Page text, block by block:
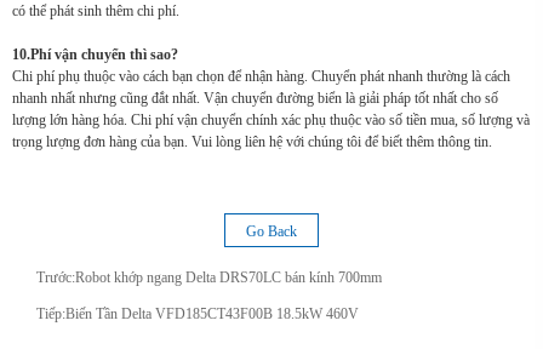
có thể phát sinh thêm chi phí.
10.Phí vận chuyển thì sao?
Chi phí phụ thuộc vào cách bạn chọn để nhận hàng. Chuyển phát nhanh thường là cách
nhanh nhất nhưng cũng đắt nhất. Vận chuyển đường biển là giải pháp tốt nhất cho số
lượng lớn hàng hóa. Chi phí vận chuyển chính xác phụ thuộc vào số tiền mua, số lượng và
trọng lượng đơn hàng của bạn. Vui lòng liên hệ với chúng tôi để biết thêm thông tin.
Go Back
Trước:Robot khớp ngang Delta DRS70LC bán kính 700mm
Tiếp:Biến Tần Delta VFD185CT43F00B 18.5kW 460V